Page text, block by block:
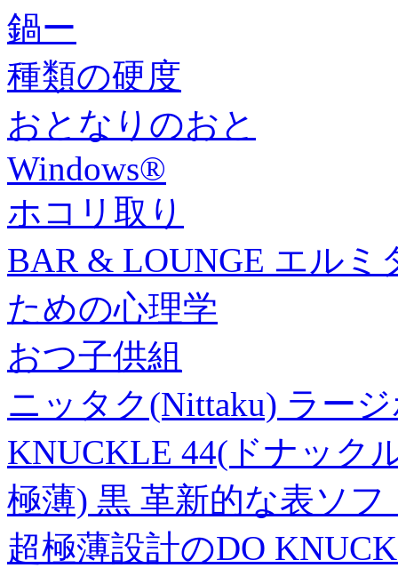
鍋ー
種類の硬度
おとなりのおと
Windows®
ホコリ取り
BAR & LOUNGE エルミ
ための心理学
おつ子供組
ニッタク(Nittaku) ラー
KNUCKLE 44(ドナック
極薄) 黒 革新的な表ソ
超極薄設計のDO